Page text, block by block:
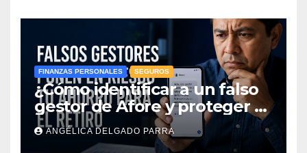
FINANZAS PERSONALES SEGUROS
¿Cómo identificar a un falso
gestor de Afore y proteger el
ahorro para el retiro?
ANGÉLICA DELGADO PARRA